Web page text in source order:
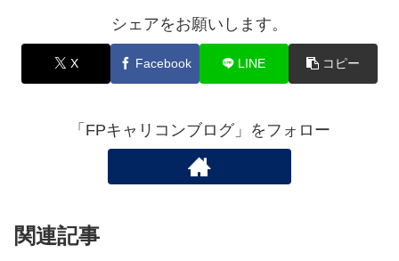
シェアをお願いします。
X Facebook LINE コピー
「FPキャリコンブログ」をフォロー
関連記事